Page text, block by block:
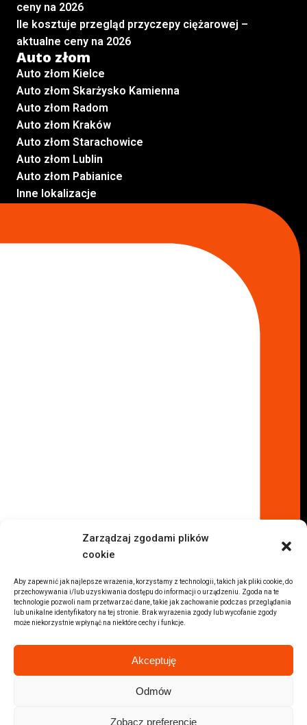
Zarządzaj zgodami plików
cookie
Aby zapewnić jak najlepsze wrażenia, korzystamy z technologii, takich jak pliki cookie, do
przechowywania i/lub uzyskiwania dostępu do informacji o urządzeniu. Zgoda na te
technologie pozwoli nam przetwarzać dane, takie jak zachowanie podczas przeglądania
lub unikalne identyfikatory na tej stronie. Brak wyrażenia zgody lub wycofanie zgody
może niekorzystnie wpłynąć na niektóre cechy i funkcje.
Akceptuję
Odmów
Zobacz preferencje
ceny na 2026
Ile kosztuje przegląd przyczepy ciężarowej –
aktualne ceny na 2026
Auto złom
Auto złom Kielce
Auto złom Skarżysko Kamienna
Auto złom Radom
Auto złom Kraków
Auto złom Starachowice
Auto złom Lublin
Auto złom Pabianice
Inne lokalizacje
Skup aut
Skup aut Legionowo
Inne Lokalizacje
Auta z USA Rzeszów
Auta z USA Białystok
Auta z USA Kraków
Marki samochodów
Sprzedam BMW
Wszystkie marki samochodów